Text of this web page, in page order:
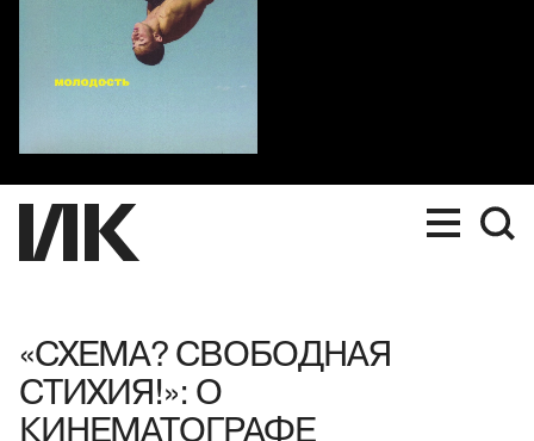
«СХЕМА? СВОБОДНАЯ
СТИХИЯ!»: О